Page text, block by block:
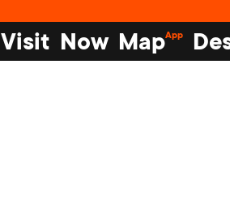
Visit Now MapApp